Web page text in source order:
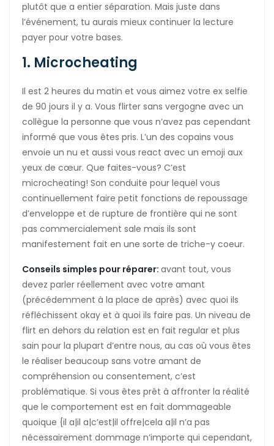
plutôt que a entier séparation. Mais juste dans
l’événement, tu aurais mieux continuer la lecture
payer pour votre bases.
1. Microcheating
Il est 2 heures du matin et vous aimez votre ex selfie
de 90 jours il y a. Vous flirter sans vergogne avec un
collègue la personne que vous n’avez pas cependant
informé que vous êtes pris. L’un des copains vous
envoie un nu et aussi vous react avec un emoji aux
yeux de cœur. Que faites-vous? C’est
microcheating! Son conduite pour lequel vous
continuellement faire petit fonctions de repoussage
d’enveloppe et de rupture de frontière qui ne sont
pas commercialement sale mais ils sont
manifestement fait en une sorte de triche-y coeur.
Conseils simples pour réparer: avant tout, vous
devez parler réellement avec votre amant
(précédemment à la place de après) avec quoi ils
réfléchissent okay et à quoi ils faire pas. Un niveau de
flirt en dehors du relation est en fait regular et plus
sain pour la plupart d’entre nous, au cas où vous êtes
le réaliser beaucoup sans votre amant de
compréhension ou consentement, c’est
problématique. Si vous êtes prêt à affronter la réalité
que le comportement est en fait dommageable
quoique {il a|il a|c’est|il offre|cela a|il n’a pas
nécessairement dommage n’importe qui cependant,